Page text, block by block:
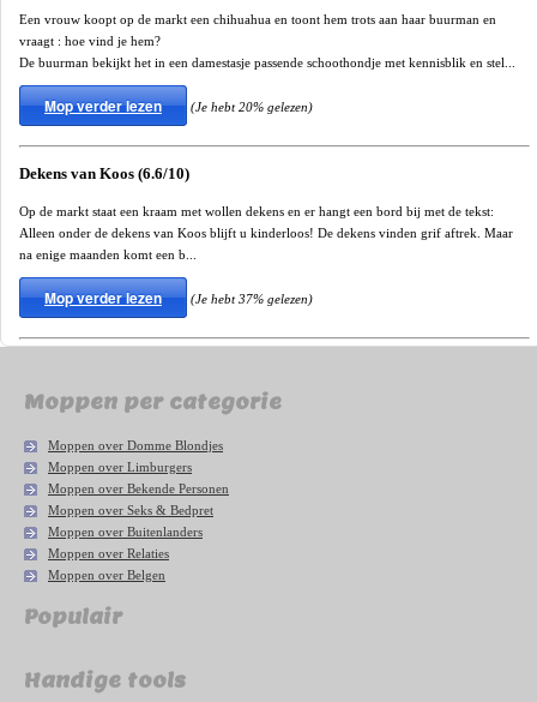
Een vrouw koopt op de markt een chihuahua en toont hem trots aan haar buurman en
vraagt : hoe vind je hem?
De buurman bekijkt het in een damestasje passende schoothondje met kennisblik en stel...
Mop verder lezen (Je hebt 20% gelezen)
Dekens van Koos (6.6/10)
Op de markt staat een kraam met wollen dekens en er hangt een bord bij met de tekst:
Alleen onder de dekens van Koos blijft u kinderloos! De dekens vinden grif aftrek. Maar
na enige maanden komt een b...
Mop verder lezen (Je hebt 37% gelezen)
Moppen per categorie
Moppen over Domme Blondjes
Moppen over Limburgers
Moppen over Bekende Personen
Moppen over Seks & Bedpret
Moppen over Buitenlanders
Moppen over Relaties
Moppen over Belgen
Populair
Handige tools